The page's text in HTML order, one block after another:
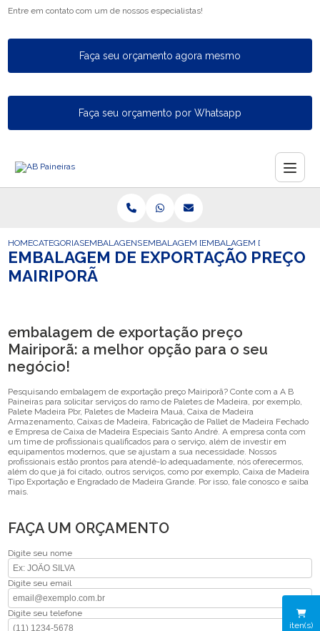
Entre em contato com um de nossos especialistas!
Faça seu orçamento agora mesmo
Faça seu orçamento por Whatsapp
iten(s)
HOMECATEGORIASEMBALAGENS PARA EXPORTACAO
EMBALAGEM DE EXPORTACAO
EMBALAGEM DE
EMBALAGEM DE EXPORTAÇÃO PREÇO
MAIRIPORÃ
embalagem de exportação preço
Mairiporã: a melhor opção para o seu
negócio!
Pesquisando embalagem de exportação preço Mairiporã? Conte com a A B
Paineiras para solicitar serviços do ramo de Paletes de Madeira, por exemplo,
Palete Madeira Pbr, Paletes de Madeira Mauá, Caixa de Madeira
Armazenamento, Caixas de Madeira, Fabricação de Pallet de Madeira Fechado
e Empresa de Caixa de Madeira Especiais Santo André. A empresa conta com
um time de profissionais qualificados para o serviço, além de investir em
equipamentos modernos, que se ajustam a sua necessidade. Nossos
profissionais estão prontos para atendê-lo adequadamente, nós oferecermos,
além do que já foi citado, outros serviços, como por exemplo, Caixa de Madeira
Tipo Exportação e Engradado de Madeira Grande. Por isso, fale conosco e saiba
mais.
FAÇA UM ORÇAMENTO
Digite seu nome
Digite seu email
Digite seu telefone